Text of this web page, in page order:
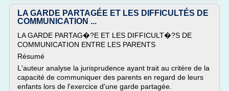
LA GARDE PARTAGÉE ET LES DIFFICULTÉS DE
COMMUNICATION ...
LA GARDE PARTAG�?E ET LES DIFFICULT�?S DE
COMMUNICATION ENTRE LES PARENTS
Résumé
L'auteur analyse la jurisprudence ayant trait au critère de la
capacité de communiquer des parents en regard de leurs
enfants lors de l'exercice d'une garde partagée.